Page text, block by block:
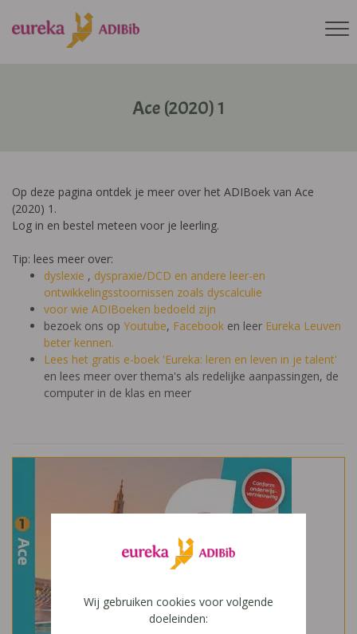
Ace (2020) 1
Op deze pagina ontdek je meer over het ADIBoek van Ace
(2020) 1.
Log in en bestel meteen voor je leerling.
Tip: lees meer over:
dyslexie , dyspraxie/DCD en andere leer-en
ontwikkelingsstoornissen zoals dyscalculie
voor wie ADIBoeken bedoeld zijn
bezoek ons op Youtube, Facebook en leer Eureka Leuven
beter kennen.
Lees het gratis e-boek 'Eureka: leren en leven in je talent'
en lees meer over thema's als redelijke aanpassingen, de
computer in de klas en meer
Wij gebruiken cookies voor volgende
doeleinden: